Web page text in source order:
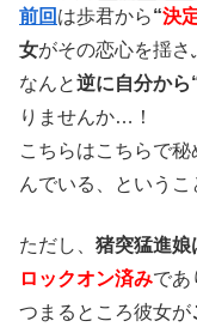
前回 は歩君から“決
女がその恋心を揺さ
なんと逆に自分から
りませんか…！
こちらはこちらで
んでいる、というこ
ただし、 猪突猛進娘
ロックオン済みであ
つまるところ彼女が